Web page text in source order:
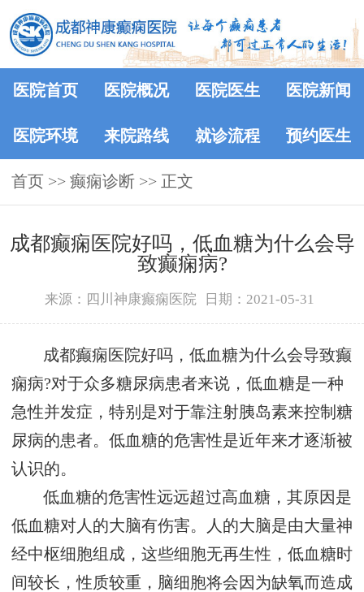
医院首页 医院概况 医院医生 医院新闻
医院环境 来院路线 就诊流程 预约医生
首页 >> 癫痫诊断 >> 正文
成都癫痫医院好吗，低血糖为什么会导
致癫痫病?
来源：四川神康癫痫医院 日期：2021-05-31
成都癫痫医院好吗，低血糖为什么会导致癫
痫病?对于众多糖尿病患者来说，低血糖是一种
急性并发症，特别是对于靠注射胰岛素来控制糖
尿病的患者。低血糖的危害性是近年来才逐渐被
认识的。
低血糖的危害性远远超过高血糖，其原因是
低血糖对人的大脑有伤害。人的大脑是由大量神
经中枢细胞组成，这些细胞无再生性，低血糖时
间较长，性质较重，脑细胞将会因为缺氧而造成